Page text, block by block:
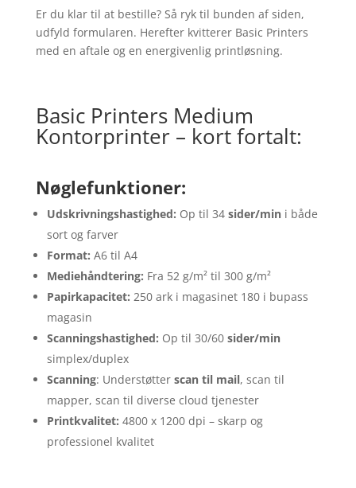
Er du klar til at bestille? Så ryk til bunden af siden,
udfyld formularen. Herefter kvitterer Basic Printers
med en aftale og en energivenlig printløsning.
Basic Printers Medium
Kontorprinter – kort fortalt:
Nøglefunktioner:
Udskrivningshastighed: Op til 34sider/min i både
sort og farver
Format: A6 til A4
Mediehåndtering: Fra 52 g/m² til 300 g/m²
Papirkapacitet: 250 ark i magasinet 180 i bupass
magasin
Scanningshastighed: Op til 30/60sider/min
simplex/duplex
Scanning: Understøtter scan til mail, scan til
mapper, scan til diverse cloud tjenester
Printkvalitet: 4800 x 1200 dpi – skarp og
professionel kvalitet